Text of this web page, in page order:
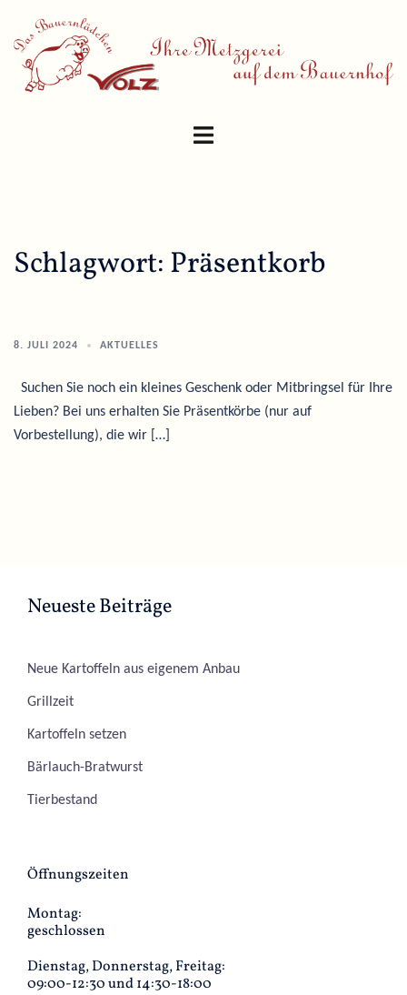
content
Toggle
Schlagwort: Präsentkorb
8. JULI 2024 AKTUELLES
Suchen Sie noch ein kleines Geschenk oder Mitbringsel für Ihre
Lieben? Bei uns erhalten Sie Präsentkörbe (nur auf
Vorbestellung), die wir […]
Neueste Beiträge
Neue Kartoffeln aus eigenem Anbau
Grillzeit
Kartoffeln setzen
Bärlauch-Bratwurst
Tierbestand
Öffnungszeiten
Montag:
geschlossen
Dienstag, Donnerstag, Freitag:
09:00-12:30 und 14:30-18:00